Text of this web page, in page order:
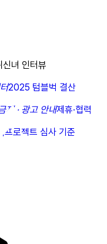
2025 텀블벅 결산
제 · 광고 안내제휴·협력
프로젝트 심사 기준
녀 인터뷰